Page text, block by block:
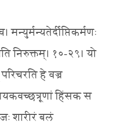
मन्युर्मन्यतेर्दीप्तिकर्मणः
निरुक्तम्। १०-२९। यो
हे वज्र
हिंसक स
शारीरं बलं